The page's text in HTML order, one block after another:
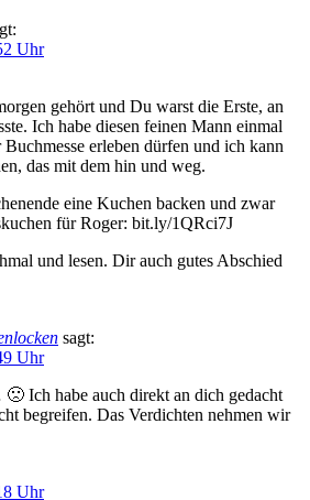
Uhr
gehört und Du warst die Erste, an
Ich habe diesen feinen Mann einmal
erleben dürfen und ich kann
das mit dem hin und weg.
eine Kuchen backen und zwar
für Roger: bit.ly/1QRci7J
und lesen. Dir auch gutes Abschied
sagt:
Uhr
Ich habe auch direkt an dich gedacht
begreifen. Das Verdichten nehmen wir
Uhr